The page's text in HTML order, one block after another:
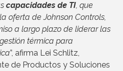
capacidades de TI, que
oferta de Johnson Controls,
a largo plazo de liderar las
térmica para
”, afirma Lei Schlitz,
de Productos y Soluciones